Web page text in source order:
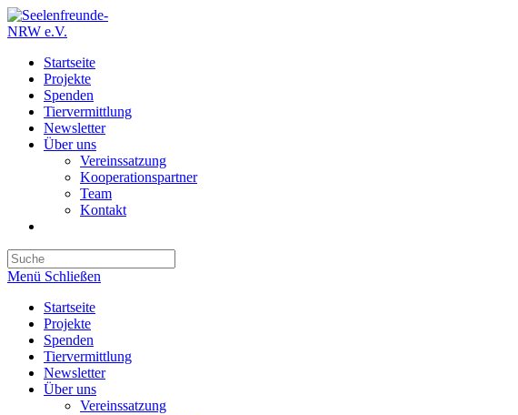
Zum
Inhalt
Startseite
Projekte
Spenden
Tiervermittlung
Newsletter
Über uns
Vereinssatzung
Kooperationspartner
Team
Kontakt
Search
this
Menü Schließen
Startseite
Projekte
Spenden
Tiervermittlung
Newsletter
Über uns
Vereinssatzung